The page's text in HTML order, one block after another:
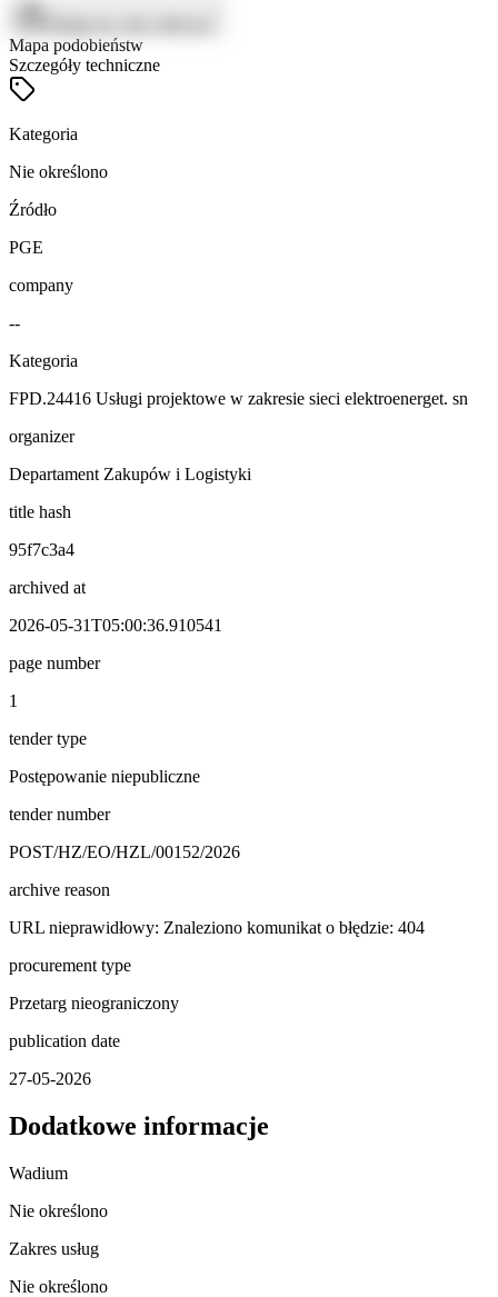
Mapa podobieństw
Szczegóły techniczne
Kategoria
Nie określono
Źródło
PGE
company
--
Kategoria
FPD.24416 Usługi projektowe w zakresie sieci elektroenerget. sn
organizer
Departament Zakupów i Logistyki
title hash
95f7c3a4
archived at
2026-05-31T05:00:36.910541
page number
1
tender type
Postępowanie niepubliczne
tender number
POST/HZ/EO/HZL/00152/2026
archive reason
URL nieprawidłowy: Znaleziono komunikat o błędzie: 404
procurement type
Przetarg nieograniczony
publication date
27-05-2026
Dodatkowe informacje
Wadium
Nie określono
Zakres usług
Nie określono